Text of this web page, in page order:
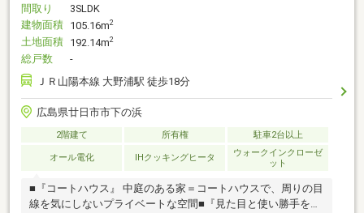
間取り
3SLDK
建物面積 105.16m2
土地面積 192.14m2
総戸数
-
ＪＲ山陽本線 大野浦駅 徒歩18分
広島県廿日市市下の浜
2階建て 所有権 駐車2台以上
オール電化 IHクッキングヒータ
ウォークインクローゼ
ット
■『コートハウス』 中庭のある家＝コートハウスで、周りの目
線を気にしないプライベートな空間■『見た目と使い勝手を兼